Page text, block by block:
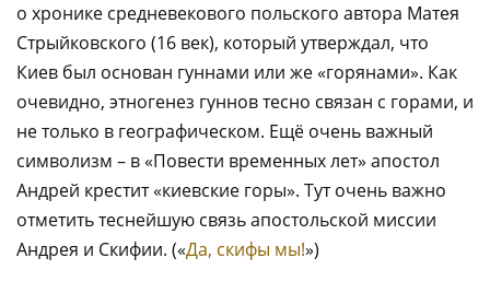
о хронике средневекового польского автора Матея
Стрыйковского (16 век), который утверждал, что
Киев был основан гуннами или же «горянами». Как
очевидно, этногенез гуннов тесно связан с горами, и
не только в географическом. Ещё очень важный
символизм – в «Повести временных лет» апостол
Андрей крестит «киевские горы». Тут очень важно
отметить теснейшую связь апостольской миссии
Андрея и Скифии. («Да, скифы мы!»)